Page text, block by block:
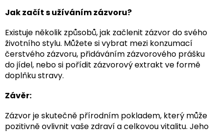
Jak začít s užíváním zázvoru?
Existuje několik způsobů, jak začlenit zázvor do svého
životního stylu. Můžete si vybrat mezi konzumací
čerstvého zázvoru, přidáváním zázvorového prášku
do jídel, nebo si pořídit zázvorový extrakt ve formě
doplňku stravy.
Závěr:
Zázvor je skutečně přírodním pokladem, který může
pozitivně ovlivnit vaše zdraví a celkovou vitalitu. Jeho